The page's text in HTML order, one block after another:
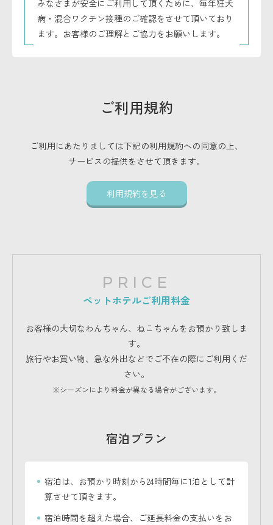
みなさまが安全にご利用して頂くために、毎年狂犬
病・混合ワクチン接種のご確認をさせて頂いており
ます。お客様のご理解とご協力をお願いします。
ご利用規約
ご利用にあたりましては下記の利用規約への同意の上、
サービスの提供をさせて頂きます。
利用規約を見る
PRICE
ペットホテルご利用料金
お客様の大切なわんちゃん、ねこちゃんをお預かり致しま
す。
旅行やお買い物、急な外出などでご不在の際にご利用くだ
さい。
※シーズンにより料金が異なる場合がございます。
宿泊プラン
宿泊は、お預かり時刻から24時間毎に1泊として計
算させて頂きます。
宿泊時間を超えた場合、ご延長料金の支払いをお